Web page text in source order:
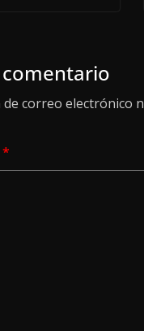
correo electrónico
*